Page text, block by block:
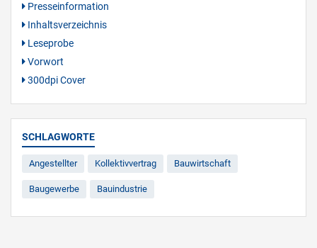
Presseinformation
Inhaltsverzeichnis
Leseprobe
Vorwort
300dpi Cover
SCHLAGWORTE
Angestellter Kollektivvertrag Bauwirtschaft
Baugewerbe Bauindustrie